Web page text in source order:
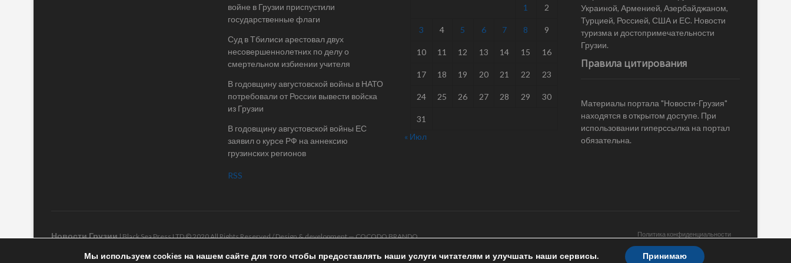
войне в Грузии приспустили
государственные флаги
Суд в Тбилиси арестовал двух
несовершеннолетних по делу о
смертельном избиении учителя
В годовщину августовской войны в НАТО
потребовали от России вывести войска
из Грузии
В годовщину августовской войны ЕС
заявил о курсе РФ на аннексию
грузинских регионов
RSS
1 2
3 4 5 6 7 8 9
10 11 12 13 14 15 16
17 18 19 20 21 22 23
24 25 26 27 28 29 30
31
« Июл
Украиной, Арменией, Азербайджаном,
Турцией, Россией, США и ЕС. Новости
туризма и достопримечательности
Грузии.
Правила цитирования
Материалы портала "Новости-Грузия"
находятся в открытом доступе. При
использовании гиперссылка на портал
обязательна.
Политика конфиденциальности
Новости Грузии| Black Sea Press LTD © 2020 All Rights Reserved / Design & development —COCODO BRANDO
Мы используем cookies на нашем сайте для того чтобы предоставлять наши услуги читателям и улучшать наши сервисы. Принимаю